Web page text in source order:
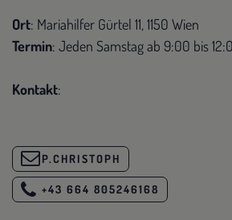
Ort: Mariahilfer Gürtel 11, 1150 Wien
Termin: Jeden Samstag ab 9:00 bis
Kontakt:
P.CHRISTOPH
+43 664 805246168